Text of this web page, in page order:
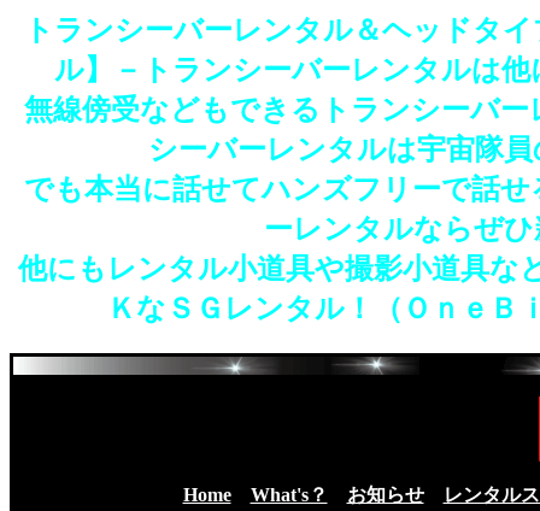
トランシーバーレンタル＆ヘッドタ
ル】－トランシーバーレンタルは
無線傍受などもできるトランシーバ
シーバーレンタルは宇宙隊
でも本当に話せてハンズフリーで話
ーレンタルならぜ
他にもレンタル小道具や撮影小道具な
ＫなＳＧレンタル！（ＯｎｅＢ
Home What's？ お知らせ レンタル